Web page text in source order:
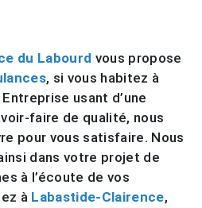
du Labourd vous propose
, si vous habitez à
Entreprise usant d’une
faire de qualité, nous
pour vous satisfaire. Nous
dans votre projet de
à l’écoute de vos
à Labastide-Clairence,